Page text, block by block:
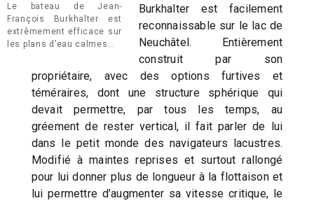
Le bateau de Jean-
François Burkhalter est
extrêmement efficace sur
les plans d’eau calmes…
Burkhalter est facilement
reconnaissable sur le lac de
Neuchâtel. Entièrement
construit par son
propriétaire, avec des options furtives et
téméraires, dont une structure sphérique qui
devait permettre, par tous les temps, au
gréement de rester vertical, il fait parler de lui
dans le petit monde des navigateurs lacustres.
Modifié à maintes reprises et surtout rallongé
pour lui donner plus de longueur à la flottaison et
lui permettre d’augmenter sa vitesse critique, le